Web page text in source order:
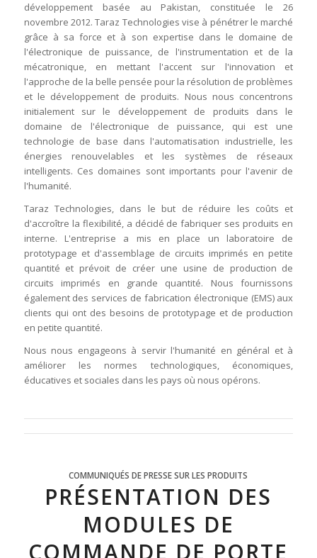
développement basée au Pakistan, constituée le 26
novembre 2012. Taraz Technologies vise à pénétrer le marché
grâce à sa force et à son expertise dans le domaine de
l'électronique de puissance, de l'instrumentation et de la
mécatronique, en mettant l'accent sur l'innovation et
l'approche de la belle pensée pour la résolution de problèmes
et le développement de produits. Nous nous concentrons
initialement sur le développement de produits dans le
domaine de l'électronique de puissance, qui est une
technologie de base dans l'automatisation industrielle, les
énergies renouvelables et les systèmes de réseaux
intelligents. Ces domaines sont importants pour l'avenir de
l'humanité.
Taraz Technologies, dans le but de réduire les coûts et
d'accroître la flexibilité, a décidé de fabriquer ses produits en
interne. L'entreprise a mis en place un laboratoire de
prototypage et d'assemblage de circuits imprimés en petite
quantité et prévoit de créer une usine de production de
circuits imprimés en grande quantité. Nous fournissons
également des services de fabrication électronique (EMS) aux
clients qui ont des besoins de prototypage et de production
en petite quantité.
Nous nous engageons à servir l'humanité en général et à
améliorer les normes technologiques, économiques,
éducatives et sociales dans les pays où nous opérons.
COMMUNIQUÉS DE PRESSE SUR LES PRODUITS
PRÉSENTATION DES
MODULES DE